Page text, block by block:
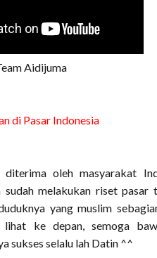
Aidijuma
di Pasar Indonesia
oleh masyarakat
melakukan riset pasar
yang muslim
ke depan, semoga
sukses selalu lah Datin ^^